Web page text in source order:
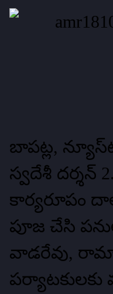
బాపట్ల,
స్వదేశీ దర్శన్‌
కార్యరూపం
పూజ చేసి
వాడరేవు,